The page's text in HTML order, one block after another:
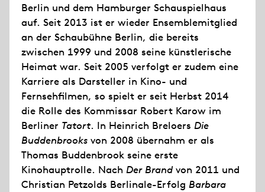
Berlin und dem Hamburger Schauspielhaus
auf. Seit 2013 ist er wieder Ensemblemitglied
an der Schaubühne Berlin, die bereits
zwischen 1999 und 2008 seine künstlerische
Heimat war. Seit 2005 verfolgt er zudem eine
Karriere als Darsteller in Kino- und
Fernsehfilmen, so spielt er seit Herbst 2014
die Rolle des Kommissar Robert Karow im
Berliner Tatort. In Heinrich Breloers Die
Buddenbrooks von 2008 übernahm er als
Thomas Buddenbrook seine erste
Kinohauptrolle. Nach Der Brandvon 2011 und
Christian Petzolds Berlinale-Erfolg Barbara